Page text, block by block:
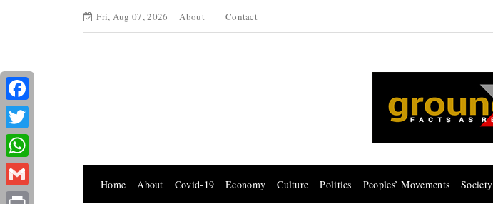
Fri, Aug 07, 2026 About Contact
Home About Covid-19 Economy Culture Politics Peoples’ Movements Society
Facebook
Twitter
WhatsApp
Gmail